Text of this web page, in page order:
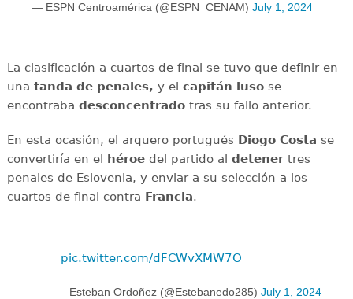
— ESPN Centroamérica (@ESPN_CENAM) July 1, 2024
La clasificación a cuartos de final se tuvo que definir en
una tanda de penales, y el capitán lusose
encontraba desconcentradotras su fallo anterior.
En esta ocasión, el arquero portugués Diogo Costa se
convertiría en el héroedel partido al detenertres
penales de Eslovenia, y enviar a su selección a los
cuartos de final contra Francia.
pic.twitter.com/dFCWvXMW7O
— Esteban Ordoñez (@Estebanedo285) July 1, 2024